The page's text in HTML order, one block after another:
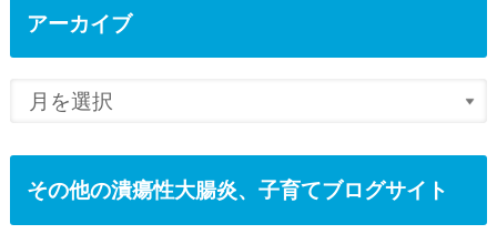
アーカイブ
その他の潰瘍性大腸炎、子育てブログサイト